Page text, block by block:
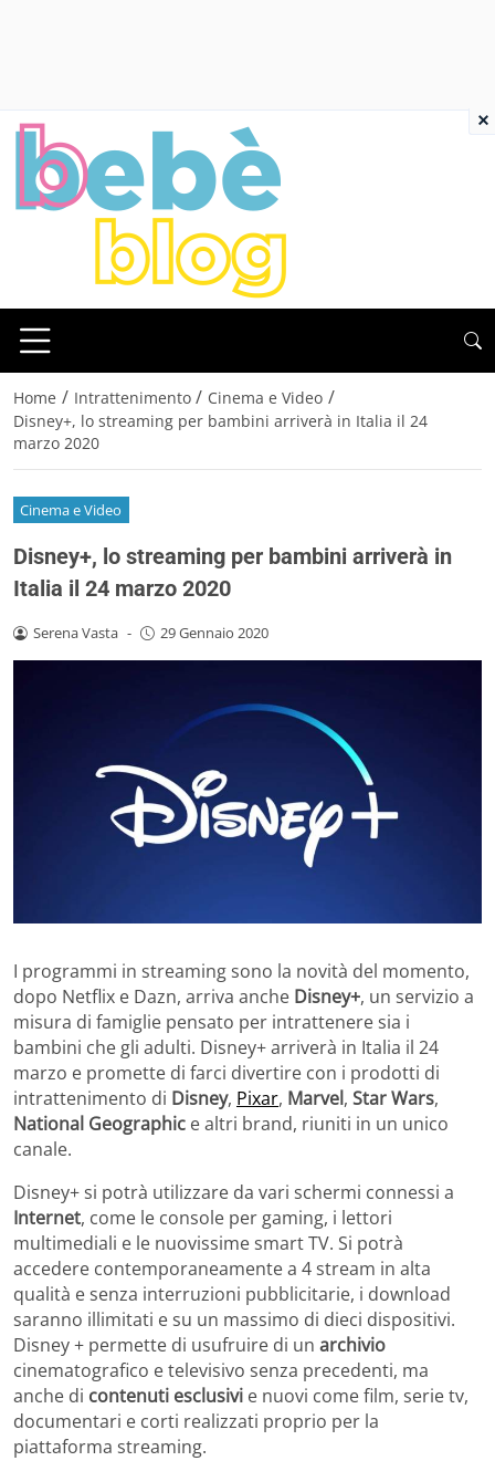
Home / Intrattenimento / Cinema e Video /
Disney+, lo streaming per bambini arriverà in Italia il 24
marzo 2020
Cinema e Video
Disney+, lo streaming per bambini arriverà in
Italia il 24 marzo 2020
Serena Vasta - 29 Gennaio 2020
I programmi in streaming sono la novità del momento,
dopo Netflix e Dazn, arriva anche Disney+, un servizio a
misura di famiglie pensato per intrattenere sia i
bambini che gli adulti. Disney+ arriverà in Italia il 24
marzo e promette di farci divertire con i prodotti di
intrattenimento di Disney, Pixar, Marvel, Star Wars,
National Geographic e altri brand, riuniti in un unico
canale.
Disney+ si potrà utilizzare da vari schermi connessi a
Internet, come le console per gaming, i lettori
multimediali e le nuovissime smart TV. Si potrà
accedere contemporaneamente a 4 stream in alta
qualità e senza interruzioni pubblicitarie, i download
saranno illimitati e su un massimo di dieci dispositivi.
Disney + permette di usufruire di un archivio
cinematografico e televisivo senza precedenti, ma
anche di contenuti esclusivi e nuovi come film, serie tv,
documentari e corti realizzati proprio per la
piattaforma streaming.
×